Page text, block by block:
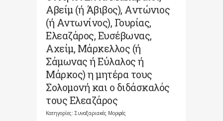
Αβείμ (ή Άβιβος), Αντώνιος
(ή Αντωνίνος), Γουρίας,
Ελεαζάρος, Ευσέβωνας,
Αχείμ, Μάρκελλος (ή
Σάμωνας ή Εύλαλος ή
Μάρκος) η μητέρα τους
Σολομονή και ο διδάσκαλός
τους Ελεαζάρος
Κατηγορίες: Συναξαριακές Μορφές